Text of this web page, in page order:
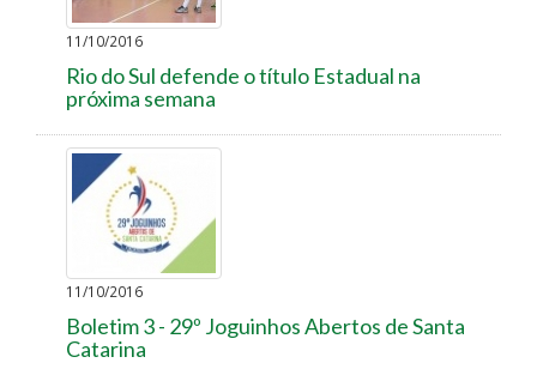
11/10/2016
Rio do Sul defende o título Estadual na
próxima semana
11/10/2016
Boletim 3 - 29º Joguinhos Abertos de Santa
Catarina